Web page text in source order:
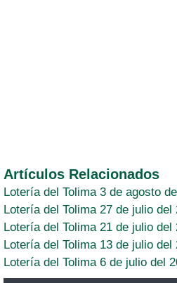
Artículos Relacionados
Lotería del Tolima 3 de agosto
Lotería del Tolima 27 de julio del
Lotería del Tolima 21 de julio del
Lotería del Tolima 13 de julio del
Lotería del Tolima 6 de julio del